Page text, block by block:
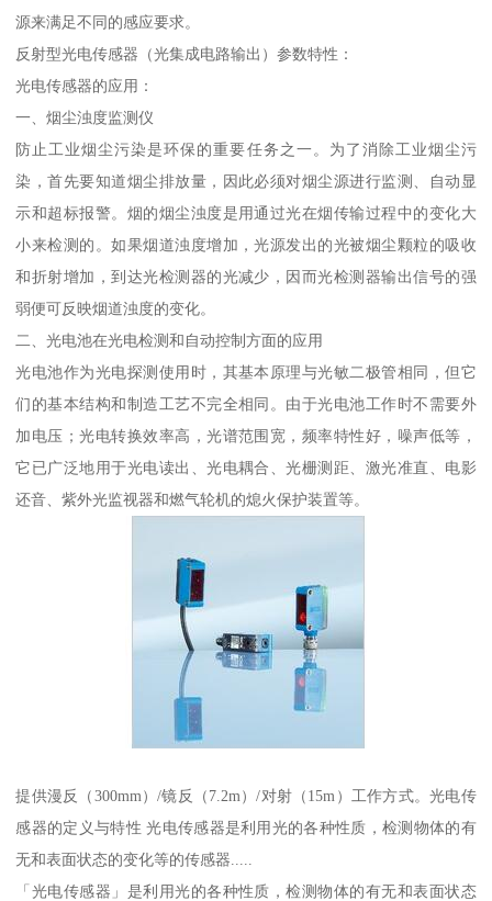
源来满足不同的感应要求。
反射型光电传感器（光集成电路输出）参数特性：
光电传感器的应用：
一、烟尘浊度监测仪
防止工业烟尘污染是环保的重要任务之一。为了消除工业烟尘污
染，首先要知道烟尘排放量，因此必须对烟尘源进行监测、自动显
示和超标报警。烟的烟尘浊度是用通过光在烟传输过程中的变化大
小来检测的。如果烟道浊度增加，光源发出的光被烟尘颗粒的吸收
和折射增加，到达光检测器的光减少，因而光检测器输出信号的强
弱便可反映烟道浊度的变化。
二、光电池在光电检测和自动控制方面的应用
光电池作为光电探测使用时，其基本原理与光敏二极管相同，但它
们的基本结构和制造工艺不完全相同。由于光电池工作时不需要外
加电压；光电转换效率高，光谱范围宽，频率特性好，噪声低等，
它已广泛地用于光电读出、光电耦合、光栅测距、激光准直、电影
还音、紫外光监视器和燃气轮机的熄火保护装置等。
提供漫反（300mm）/镜反（7.2m）/对射（15m）工作方式。光电传
感器的定义与特性 光电传感器是利用光的各种性质，检测物体的有
无和表面状态的变化等的传感器.....
「光电传感器」是利用光的各种性质，检测物体的有无和表面状态